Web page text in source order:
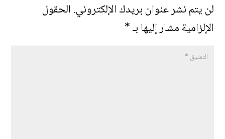
لن يتم نشر عنوان بريدك الإلكتروني.الحقول
الإلزامية مشار إليها بـ*